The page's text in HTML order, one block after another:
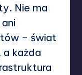
Nie ma
– świat
a każda